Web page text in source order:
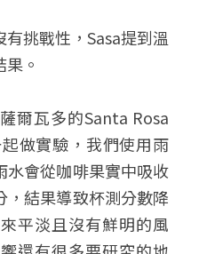
挑戰性，Sasa提到溫
。
爾瓦多的Santa Rosa
做實驗，我們使用雨
水會從咖啡果實中吸收
結果導致杯測分數降
平淡且沒有鮮明的風